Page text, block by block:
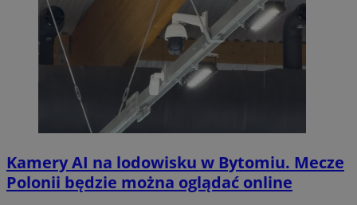
Kamery AI na lodowisku w Bytomiu. Mecze
Polonii będzie można oglądać online